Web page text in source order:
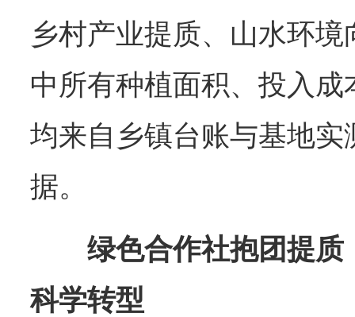
乡村产业提质、山水环
中所有种植面积、投入
均来自乡镇台账与基地
据。
绿色合作社抱团提
科学转型